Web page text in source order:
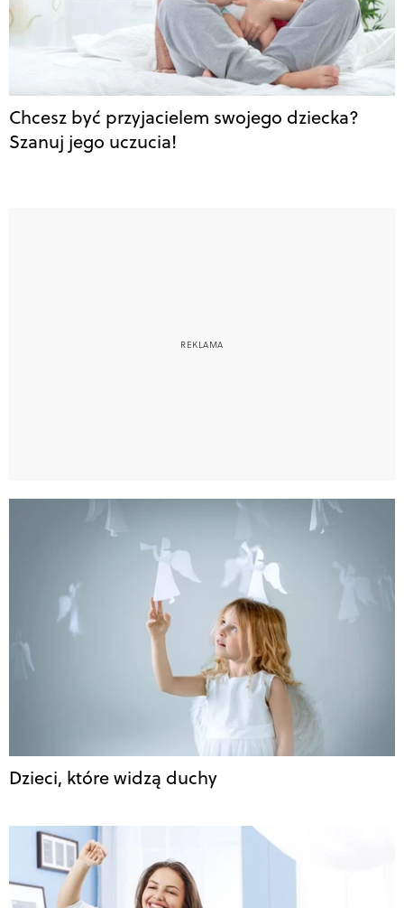
Chcesz być przyjacielem swojego dziecka?
Szanuj jego uczucia!
Dzieci, które widzą duchy